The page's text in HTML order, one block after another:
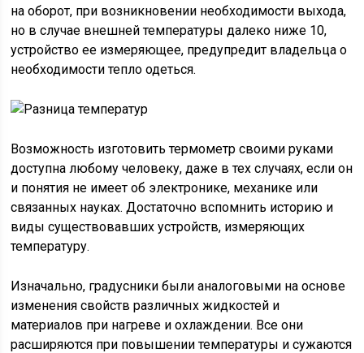
на оборот, при возникновении необходимости выхода,
но в случае внешней температуры далеко ниже 10,
устройство ее измеряющее, предупредит владельца о
необходимости тепло одеться.
Возможность изготовить термометр своими руками
доступна любому человеку, даже в тех случаях, если он
и понятия не имеет об электронике, механике или
связанных науках. Достаточно вспомнить историю и
виды существовавших устройств, измеряющих
температуру.
Изначально, градусники были аналоговыми на основе
изменения свойств различных жидкостей и
материалов при нагреве и охлаждении. Все они
расширяются при повышении температуры и сужаются